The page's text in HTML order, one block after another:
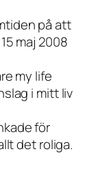
på att
maj 2008
my life
i mitt liv
för
det roliga.